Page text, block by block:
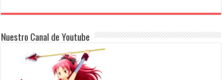
Nuestro Canal de Youtube